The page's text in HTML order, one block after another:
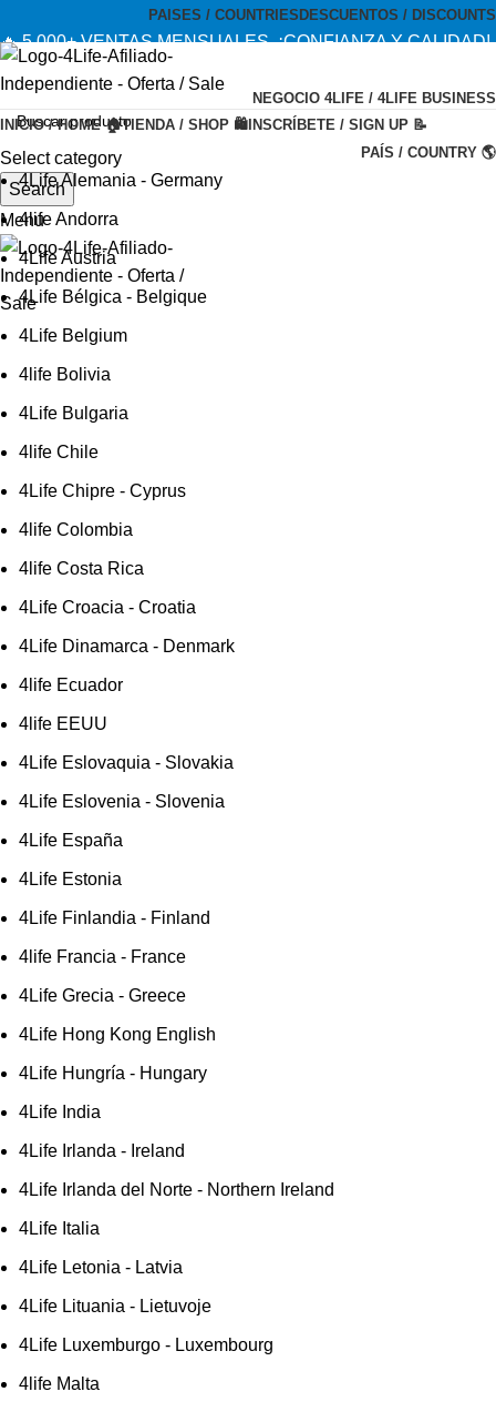
PAISES / COUNTRIES DESCUENTOS / DISCOUNTS
🔥 5,000+ VENTAS MENSUALES. ¡CONFIANZA Y CALIDAD!
--- 🔥 5,000+ MONTHLY SALES. TRUST AND QUALITY!
NEGOCIO 4LIFE / 4LIFE BUSINESS
TIENDA OFICIAL / OFFICIAL STORE 🔒
Select category
Search
Menu
INICIO / HOME 🏠TIENDA / SHOP 🛍️ INSCRÍBETE / SIGN UP 📝
PAÍS / COUNTRY 🌎
4Life Alemania - Germany
4life Andorra
4Life Austria
4Life Bélgica - Belgique
4Life Belgium
4life Bolivia
4Life Bulgaria
4life Chile
4Life Chipre - Cyprus
4life Colombia
4life Costa Rica
4Life Croacia - Croatia
4Life Dinamarca - Denmark
4life Ecuador
4life EEUU
4Life Eslovaquia - Slovakia
4Life Eslovenia - Slovenia
4Life España
4Life Estonia
4Life Finlandia - Finland
4life Francia - France
4Life Grecia - Greece
4Life Hong Kong English
4Life Hungría - Hungary
4Life India
4Life Irlanda - Ireland
4Life Irlanda del Norte - Northern Ireland
4Life Italia
4Life Letonia - Latvia
4Life Lituania - Lietuvoje
4Life Luxemburgo - Luxembourg
4life Malta